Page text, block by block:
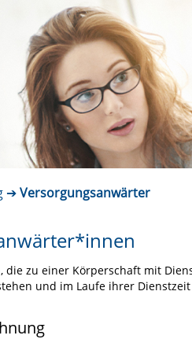
Versorgungsanwärter
die zu einer Körperschaft mit
und im Laufe ihrer